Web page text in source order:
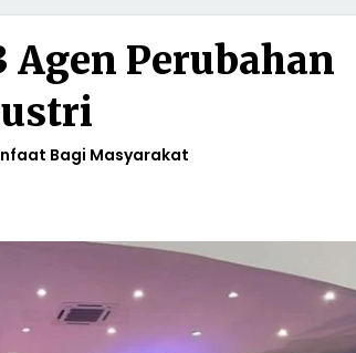
Agen Perubahan
Bagi Masyarakat